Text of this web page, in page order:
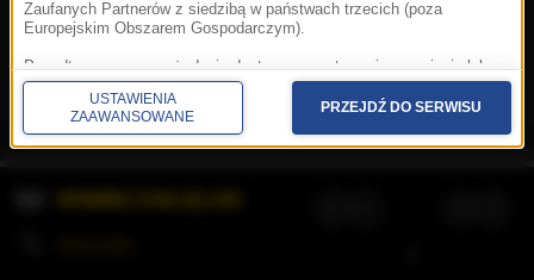
Korzystanie z portalu oznacza akceptację
Prywatność.Aplikacje.© 2026 Radio Muzyka
Fakty Grupa RMF sp. z o.o. sp. k.
Zaufanych Partnerów z siedzibą w państwach trzecich (poza
Europejskim Obszarem Gospodarczym).
Ponadto masz prawo żądania dostępu, sprostowania, usunięcia lub
ograniczenia przetwarzania danych, a także złożenia skargi do
Prezesa Urzędu Ochrony Danych Osobowych. W polityce prywatności
znajdziesz informacje jak wykonać swoje prawa. Szczegółowe
informacje na temat przetwarzania Twoich danych znajdują się w
USTAWIENIA
ZAAWANSOWANE
PRZEJDŹ DO SERWISU